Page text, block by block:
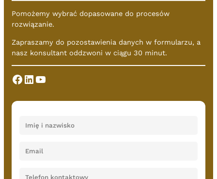
Pomożemy wybrać dopasowane do procesów
rozwiązanie.
Zapraszamy do pozostawienia danych w formularzu, a
nasz konsultant oddzwoni w ciągu 30 minut.
Facebook LinkedIn YouTube